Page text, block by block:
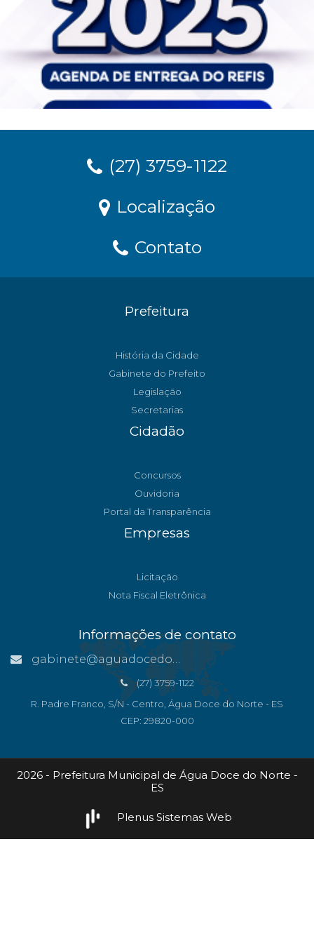
(27) 3759-1122
Localização
Contato
Prefeitura
História da Cidade
Gabinete do Prefeito
Legislação
Secretarias
Cidadão
Concursos
Ouvidoria
Portal da Transparência
Empresas
Licitação
Nota Fiscal Eletrônica
Informações de contato
gabinete@aguadocedonorte.es.gov.br
(27) 3759-1122
R. Padre Franco, S/N - Centro, Água Doce do Norte - ES
CEP: 29820-000
2026 - Prefeitura Municipal de Água Doce do Norte -
ES
Plenus Sistemas Web